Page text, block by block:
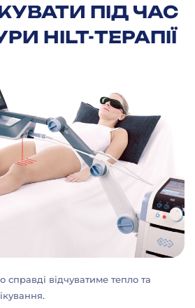
ПІД ЧАС
HILT-ТЕРАПІЇ
справді відчуватиме тепло та